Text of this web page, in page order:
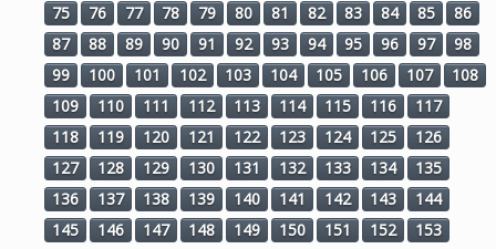
75
76 77 78 79 80 81 82 83 84 85
86
87
88 89 90 91 92 93 94 95 96 97
98
99
100 101 102 103 104 105 106 107
108
109
110 111 112 113 114 115 116
117
118
119 120 121 122 123 124 125
126
127
128 129 130 131 132 133 134
135
136
137 138 139 140 141 142 143
144
145
146 147 148 149 150 151 152
153